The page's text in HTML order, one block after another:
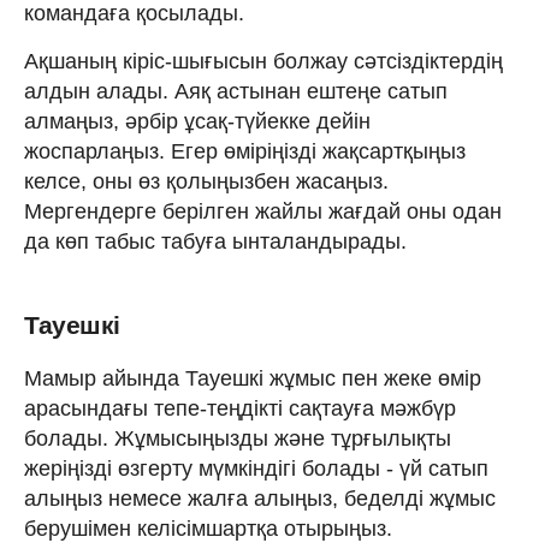
командаға қосылады.
Ақшаның кіріс-шығысын болжау сәтсіздіктердің
алдын алады. Аяқ астынан ештеңе сатып
алмаңыз, әрбір ұсақ-түйекке дейін
жоспарлаңыз. Егер өміріңізді жақсартқыңыз
келсе, оны өз қолыңызбен жасаңыз.
Мергендерге берілген жайлы жағдай оны одан
да көп табыс табуға ынталандырады.
Тауешкі
Мамыр айында Тауешкі жұмыс пен жеке өмір
арасындағы тепе-теңдікті сақтауға мәжбүр
болады. Жұмысыңызды және тұрғылықты
жеріңізді өзгерту мүмкіндігі болады - үй сатып
алыңыз немесе жалға алыңыз, беделді жұмыс
берушімен келісімшартқа отырыңыз.